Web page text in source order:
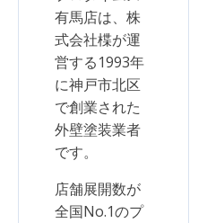
有馬店は、株
式会社楪が運
営する1993年
に神戸市北区
で創業された
外壁塗装業者
です。
店舗展開数が
全国No.1のプ